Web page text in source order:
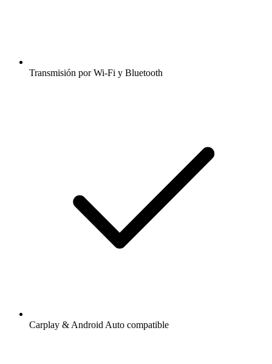
Transmisión por Wi-Fi y Bluetooth
Carplay & Android Auto compatible